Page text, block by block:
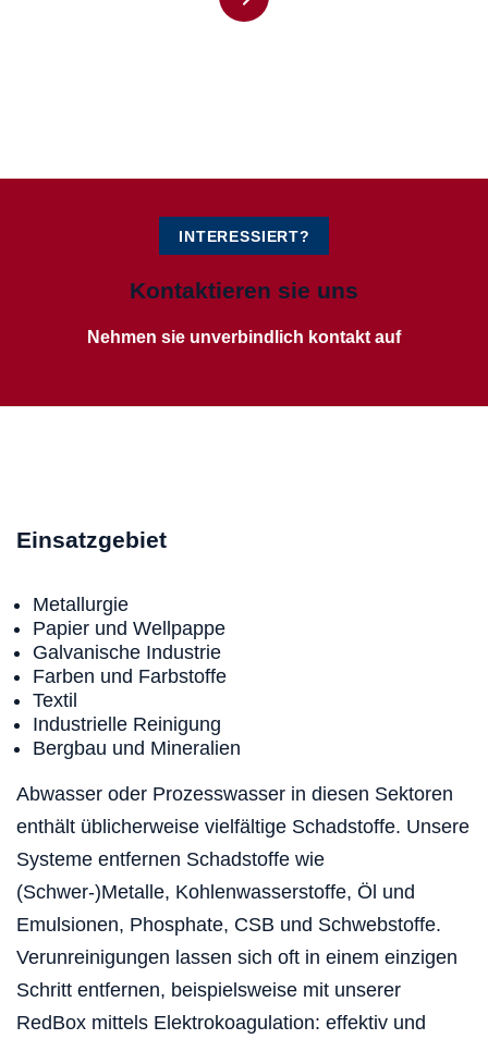
INTERESSIERT?
Kontaktieren sie uns
Nehmen sie unverbindlich kontakt auf
Einsatzgebiet
Metallurgie
Papier und Wellpappe
Galvanische Industrie
Farben und Farbstoffe
Textil
Industrielle Reinigung
Bergbau und Mineralien
Abwasser oder Prozesswasser in diesen Sektoren
enthält üblicherweise vielfältige Schadstoffe. Unsere
Systeme entfernen Schadstoffe wie
(Schwer-)Metalle, Kohlenwasserstoffe, Öl und
Emulsionen, Phosphate, CSB und Schwebstoffe.
Verunreinigungen lassen sich oft in einem einzigen
Schritt entfernen, beispielsweise mit unserer
RedBox mittels Elektrokoagulation: effektiv und